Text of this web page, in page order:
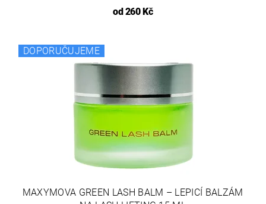
od260 Kč
DOPORUČUJEME
MAXYMOVA GREEN LASH BALM – LEPICÍ BALZÁM